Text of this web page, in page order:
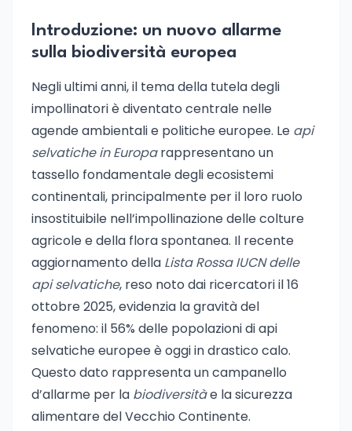
Introduzione: un nuovo allarme
sulla biodiversità europea
Negli ultimi anni, il tema della tutela degli
impollinatori è diventato centrale nelle
agende ambientali e politiche europee. Le api
selvatiche in Europarappresentano un
tassello fondamentale degli ecosistemi
continentali, principalmente per il loro ruolo
insostituibile nell’impollinazione delle colture
agricole e della flora spontanea. Il recente
aggiornamento della Lista Rossa IUCN delle
api selvatiche, reso noto dai ricercatori il 16
ottobre 2025, evidenzia la gravità del
fenomeno: il 56% delle popolazioni di api
selvatiche europee è oggi in drastico calo.
Questo dato rappresenta un campanello
d’allarme per la biodiversitàe la sicurezza
alimentare del Vecchio Continente.